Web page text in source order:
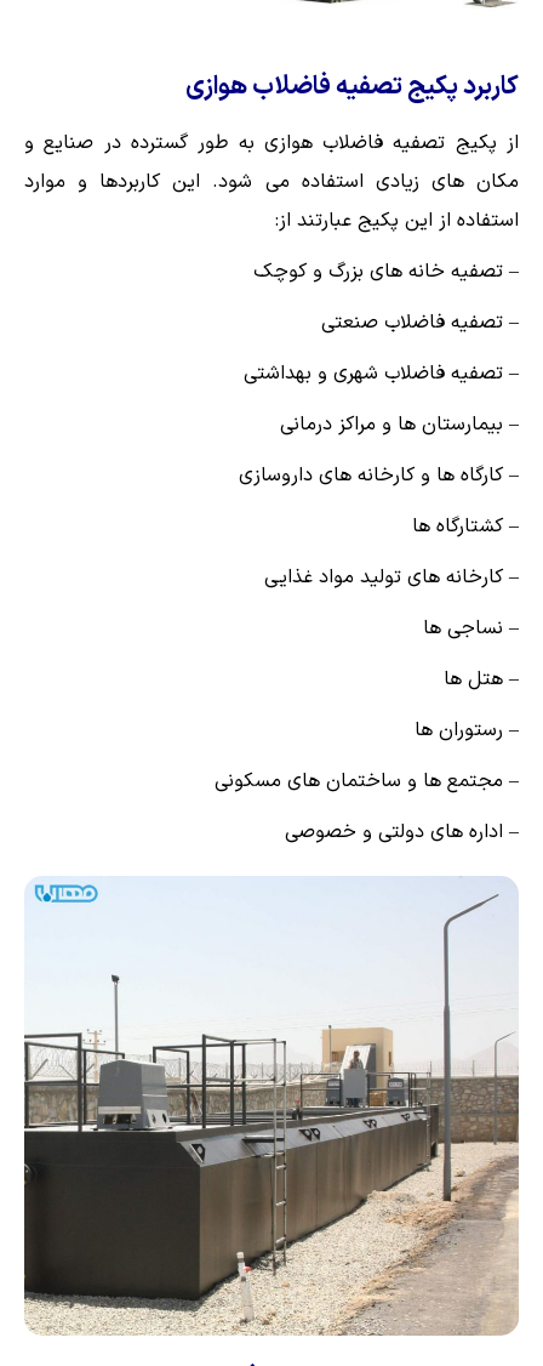
کاربرد پکیج تصفیه فاضلاب هوازی
از پکیج تصفیه فاضلاب هوازی به طور گسترده در صنایع و
مکان های زیادی استفاده می شود. این کاربردها و موارد
استفاده از این پکیج عبارتند از:
– تصفیه خانه های بزرگ و کوچک
– تصفیه فاضلاب صنعتی
– تصفیه فاضلاب شهری و بهداشتی
– بیمارستان ها و مراکز درمانی
– کارگاه ها و کارخانه های داروسازی
– کشتارگاه ها
– کارخانه های تولید مواد غذایی
– نساجی ها
– هتل ها
– رستوران ها
– مجتمع ها و ساختمان های مسکونی
– اداره های دولتی و خصوصی